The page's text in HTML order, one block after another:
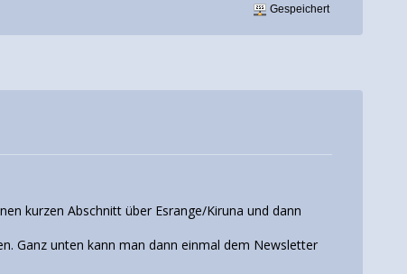
Gespeichert
kurzen Abschnitt über Esrange/Kiruna und dann
Ganz unten kann man dann einmal dem Newsletter